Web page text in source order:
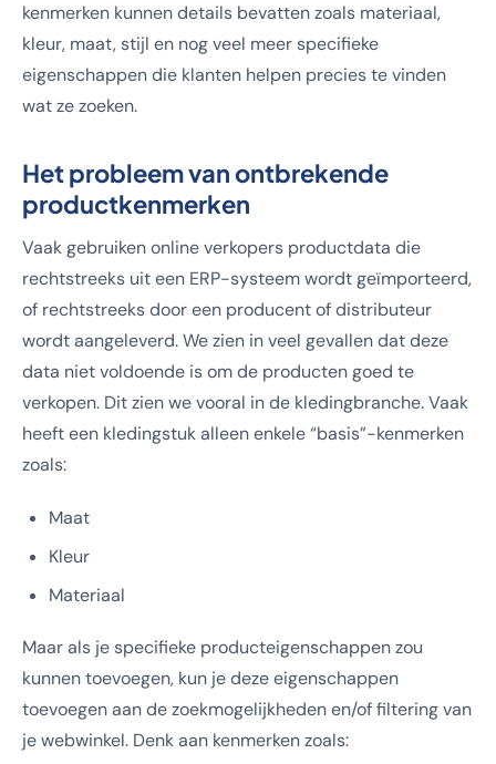
kenmerken kunnen details bevatten zoals materiaal,
kleur, maat, stijl en nog veel meer specifieke
eigenschappen die klanten helpen precies te vinden
wat ze zoeken.
Het probleem van ontbrekende
productkenmerken
Vaak gebruiken online verkopers productdata die
rechtstreeks uit een ERP-systeem wordt geïmporteerd,
of rechtstreeks door een producent of distributeur
wordt aangeleverd. We zien in veel gevallen dat deze
data niet voldoende is om de producten goed te
verkopen. Dit zien we vooral in de kledingbranche. Vaak
heeft een kledingstuk alleen enkele “basis”-kenmerken
zoals:
Maat
Kleur
Materiaal
Maar als je specifieke producteigenschappen zou
kunnen toevoegen, kun je deze eigenschappen
toevoegen aan de zoekmogelijkheden en/of filtering van
je webwinkel. Denk aan kenmerken zoals: